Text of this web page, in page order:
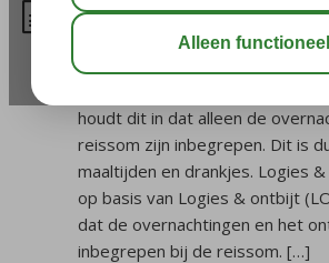
Op basis van wat
verzorging is mijn
houdt dit in dat alleen de
reissom zijn inbegrepen. Dit is
maaltijden en drankjes. Logies
op basis van Logies & ontbijt
dat de overnachtingen en het
inbegrepen bij de reissom. […]